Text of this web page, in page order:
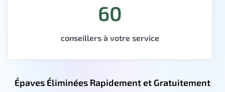
60
conseillers à votre service
Épaves Éliminées Rapidement et Gratuitement